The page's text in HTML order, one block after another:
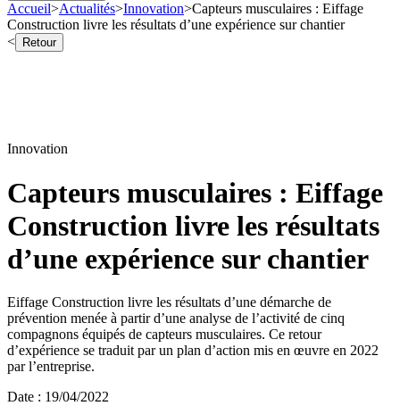
Accueil>Actualités>Innovation>Capteurs musculaires : Eiffage
Construction livre les résultats d’une expérience sur chantier
<
Retour
Innovation
Capteurs musculaires : Eiffage
Construction livre les résultats
d’une expérience sur chantier
Eiffage Construction livre les résultats d’une démarche de
prévention menée à partir d’une analyse de l’activité de cinq
compagnons équipés de capteurs musculaires. Ce retour
d’expérience se traduit par un plan d’action mis en œuvre en 2022
par l’entreprise.
Date : 19/04/2022